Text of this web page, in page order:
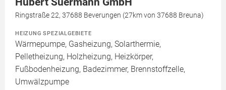
Ringstraße 22, 37688 Beverungen (27km von 37688 Breuna)
HEIZUNG SPEZIALGEBIETE
Wärmepumpe, Gasheizung, Solarthermie,
Pelletheizung, Holzheizung, Heizkörper,
Fußbodenheizung, Badezimmer, Brennstoffzelle,
Umwälzpumpe